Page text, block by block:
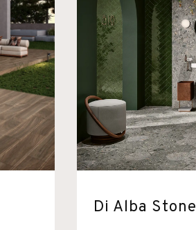
Di Alba Stone